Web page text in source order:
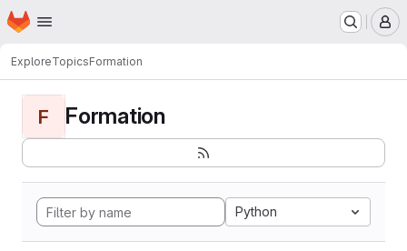
Skip to main content
Homepage
ExploreTopicsFormation
F Formation
Python